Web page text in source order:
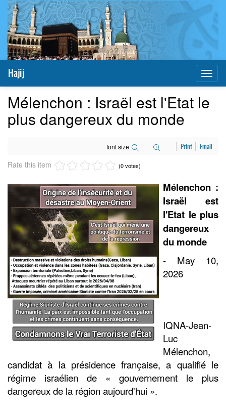
Hajij
Mélenchon : Israël est l'Etat le
plus dangereux du monde
font size Print Email
Rate this item (0 votes)
Mélenchon :
Israël est
l'Etat le plus
dangereux
du monde
- May 10,
2026
IQNA-Jean-
Luc
Mélenchon,
candidat à la présidence française, a qualifié le
régime israélien de « gouvernement le plus
dangereux de la région aujourd'hui ».